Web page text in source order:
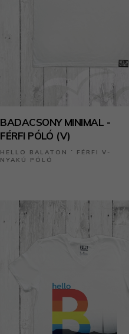
BADACSONY MINIMAL -
FÉRFI PÓLÓ (V)
HELLO BALATON ˙ FÉRFI V-
NYAKÚ PÓLÓ